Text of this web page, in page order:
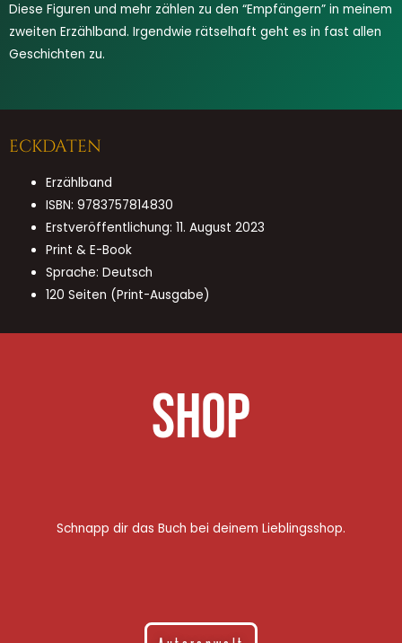
Diese Figuren und mehr zählen zu den “Empfängern” in meinem
zweiten Erzählband. Irgendwie rätselhaft geht es in fast allen
Geschichten zu.
ECKDATEN
Erzählband
ISBN: 9783757814830
Erstveröffentlichung: 11. August 2023
Print & E-Book
Sprache: Deutsch
120 Seiten (Print-Ausgabe)
Shop
Schnapp dir das Buch bei deinem Lieblingsshop.